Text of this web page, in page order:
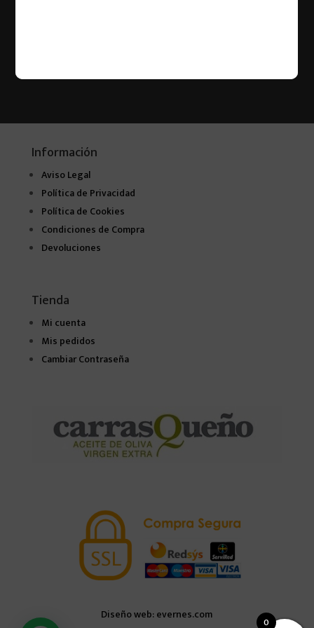
Información
Aviso Legal
Política de Privacidad
Política de Cookies
Condiciones de Compra
Devoluciones
Tienda
Mi cuenta
Mis pedidos
Cambiar Contraseña
Diseño web: evernes.com 0